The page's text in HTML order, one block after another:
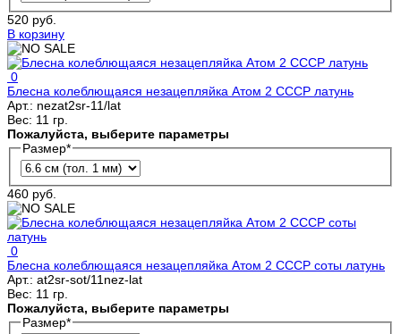
520 руб.
В корзину
0
Блесна колеблющаяся незацепляйка Атом 2 СССР латунь
Арт.: nezat2sr-11/lat
Вес: 11 гр.
Пожалуйста, выберите параметры
Размер*
460 руб.
0
Блесна колеблющаяся незацепляйка Атом 2 СССР соты латунь
Арт.: at2sr-sot/11nez-lat
Вес: 11 гр.
Пожалуйста, выберите параметры
Размер*